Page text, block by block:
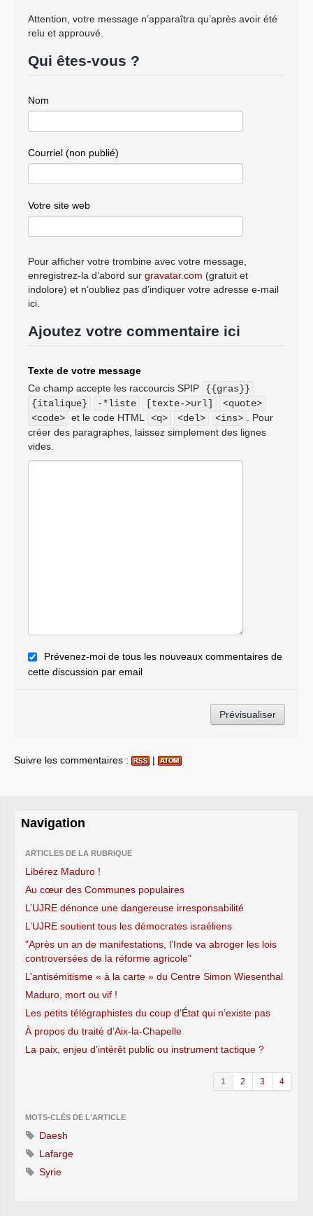
Attention, votre message n’apparaîtra qu’après avoir été
relu et approuvé.
Qui êtes-vous ?
Nom
Courriel (non publié)
Votre site web
Pour afficher votre trombine avec votre message,
enregistrez-la d’abord sur gravatar.com (gratuit et
indolore) et n’oubliez pas d’indiquer votre adresse e-mail
ici.
Ajoutez votre commentaire ici
Texte de votre message
Ce champ accepte les raccourcis SPIP
{{gras}}
{italique}
-*liste [texte->url]
<quote>
<code> et le code HTML <q> <del> <ins>
. Pour
créer des paragraphes, laissez simplement des lignes
vides.
Prévenez-moi de tous les nouveaux commentaires de
cette discussion par email
Suivre les commentaires : |
Navigation
ARTICLES DE LA RUBRIQUE
Libérez Maduro !
Au cœur des Communes populaires
L’UJRE dénonce une dangereuse irresponsabilité
L’UJRE soutient tous les démocrates israéliens
"Après un an de manifestations, l’Inde va abroger les lois
controversées de la réforme agricole"
L’antisémitisme « à la carte » du Centre Simon Wiesenthal
Maduro, mort ou vif !
Les petits télégraphistes du coup d’État qui n’existe pas
À propos du traité d’Aix-la-Chapelle
La paix, enjeu d’intérêt public ou instrument tactique ?
1 2 3 4
MOTS-CLÉS DE L'ARTICLE
Daesh
Lafarge
Syrie